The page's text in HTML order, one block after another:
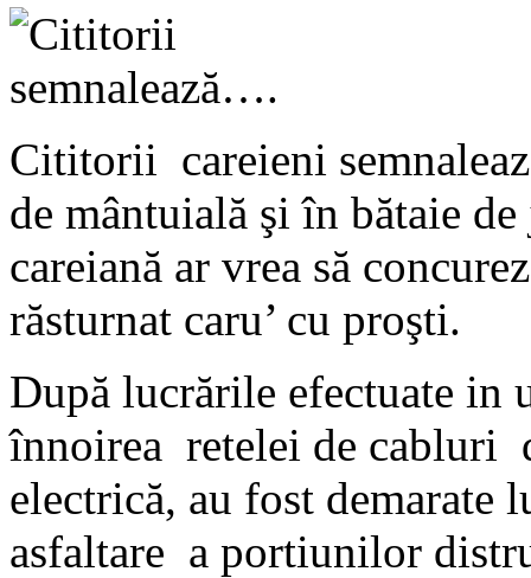
Cititorii careieni
de mântuială şi în bătaie
careiană ar vrea să
răsturnat caru’ cu proşti.
După lucrările efectuate in
înnoirea retelei de cabluri
electrică, au fost demarate
asfaltare a portiunilor